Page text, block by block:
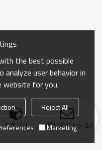
カテゴリ お問い合わせを送信
the best possible
analyze user behavior in
website for you.
Reject All
Marketing